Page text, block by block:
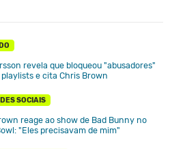
revela que bloqueou "abusadores"
playlists e cita Chris Brown
SOCIAIS
reage ao show de Bad Bunny no
"Eles precisavam de mim"